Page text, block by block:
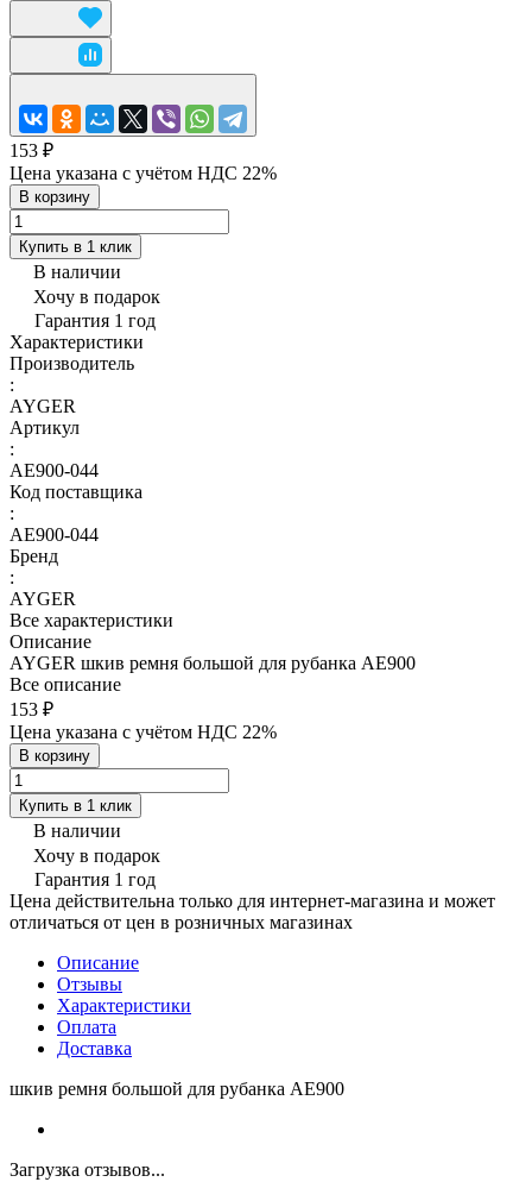
153 ₽
Цена указана с учётом НДС 22%
В корзину
Купить в 1 клик
В наличии
Хочу в подарок
Гарантия 1 год
Характеристики
Производитель
:
AYGER
Артикул
:
AE900-044
Код поставщика
:
AE900-044
Бренд
:
AYGER
Все характеристики
Описание
AYGER шкив ремня большой для рубанка AE900
Все описание
153 ₽
Цена указана с учётом НДС 22%
В корзину
Купить в 1 клик
В наличии
Хочу в подарок
Гарантия 1 год
Цена действительна только для интернет-магазина и может
отличаться от цен в розничных магазинах
Описание
Отзывы
Характеристики
Оплата
Доставка
шкив ремня большой для рубанка AE900
Загрузка отзывов...